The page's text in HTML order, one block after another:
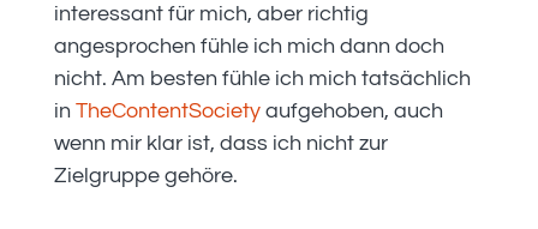
interessant für mich, aber richtig
angesprochen fühle ich mich dann doch
nicht. Am besten fühle ich mich tatsächlich
in TheContentSocietyaufgehoben, auch
wenn mir klar ist, dass ich nicht zur
Zielgruppe gehöre.